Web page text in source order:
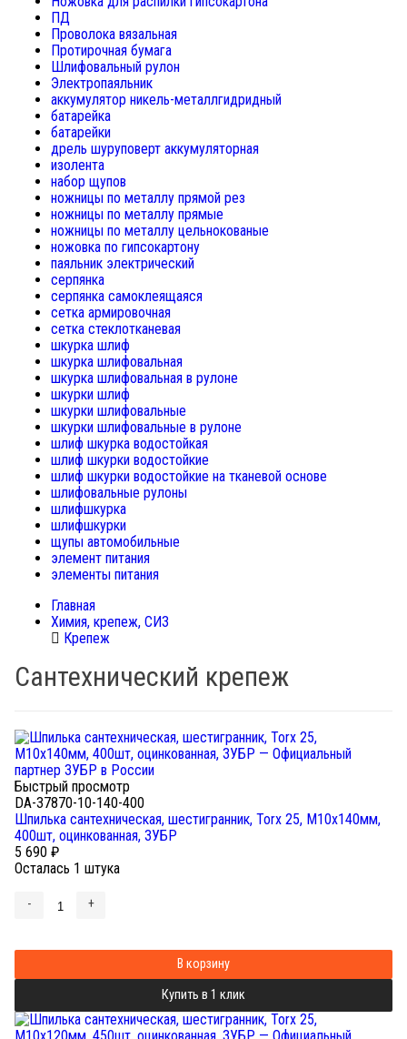
ПД
Проволока вязальная
Протирочная бумага
Шлифовальный рулон
Электропаяльник
аккумулятор никель-металлгидридный
батарейка
батарейки
дрель шуруповерт аккумуляторная
изолента
набор щупов
ножницы по металлу прямой рез
ножницы по металлу прямые
ножницы по металлу цельнокованые
ножовка по гипсокартону
паяльник электрический
серпянка
серпянка самоклеящаяся
сетка армировочная
сетка стеклотканевая
шкурка шлиф
шкурка шлифовальная
шкурка шлифовальная в рулоне
шкурки шлиф
шкурки шлифовальные
шкурки шлифовальные в рулоне
шлиф шкурка водостойкая
шлиф шкурки водостойкие
шлиф шкурки водостойкие на тканевой основе
шлифовальные рулоны
шлифшкурка
шлифшкурки
щупы автомобильные
элемент питания
элементы питания
Главная
Химия, крепеж, СИЗ
Крепеж
Сантехнический крепеж
Быстрый просмотр
DA-37870-10-140-400
Шпилька сантехническая, шестигранник, Torx 25, М10x140мм,
400шт, оцинкованная, ЗУБР
5 690 ₽
Осталась 1 штука
- +
В корзину
Купить в 1 клик